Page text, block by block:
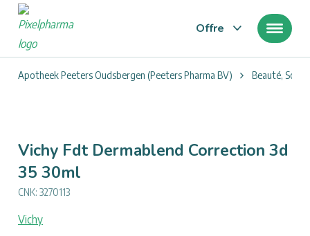
Offre
Vous
Apotheek Peeters Oudsbergen (Peeters Pharma BV) Beauté,
Vichy Fdt Dermablend Correction 3d
35 30ml
CNK: 3270113
Vichy